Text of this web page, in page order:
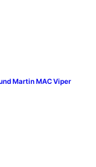
Martin MAC Viper